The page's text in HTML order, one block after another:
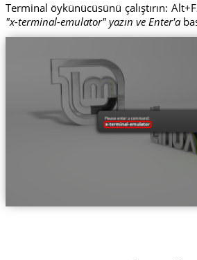
Terminal öykünücüsünü çalıştırın:
"x-terminal-emulator" yazın ve Enter'a